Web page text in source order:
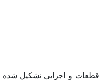
قطعات و اجزایی تشکیل